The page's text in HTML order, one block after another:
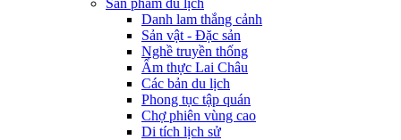
Sản phẩm du lịch
Danh lam thắng cảnh
Sản vật - Đặc sản
Nghề truyền thống
Ẩm thực Lai Châu
Các bản du lịch
Phong tục tập quán
Chợ phiên vùng cao
Di tích lịch sử